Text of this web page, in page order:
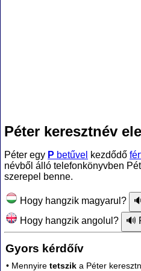
Péter keresztnév
Péter egy P betűvel kezdődő
névből álló telefonkönyvben
szerepel benne.
Hogy hangzik magyarul?
Hogy hangzik angolul?
Gyors kérdőív
• Mennyire tetszik a Péter